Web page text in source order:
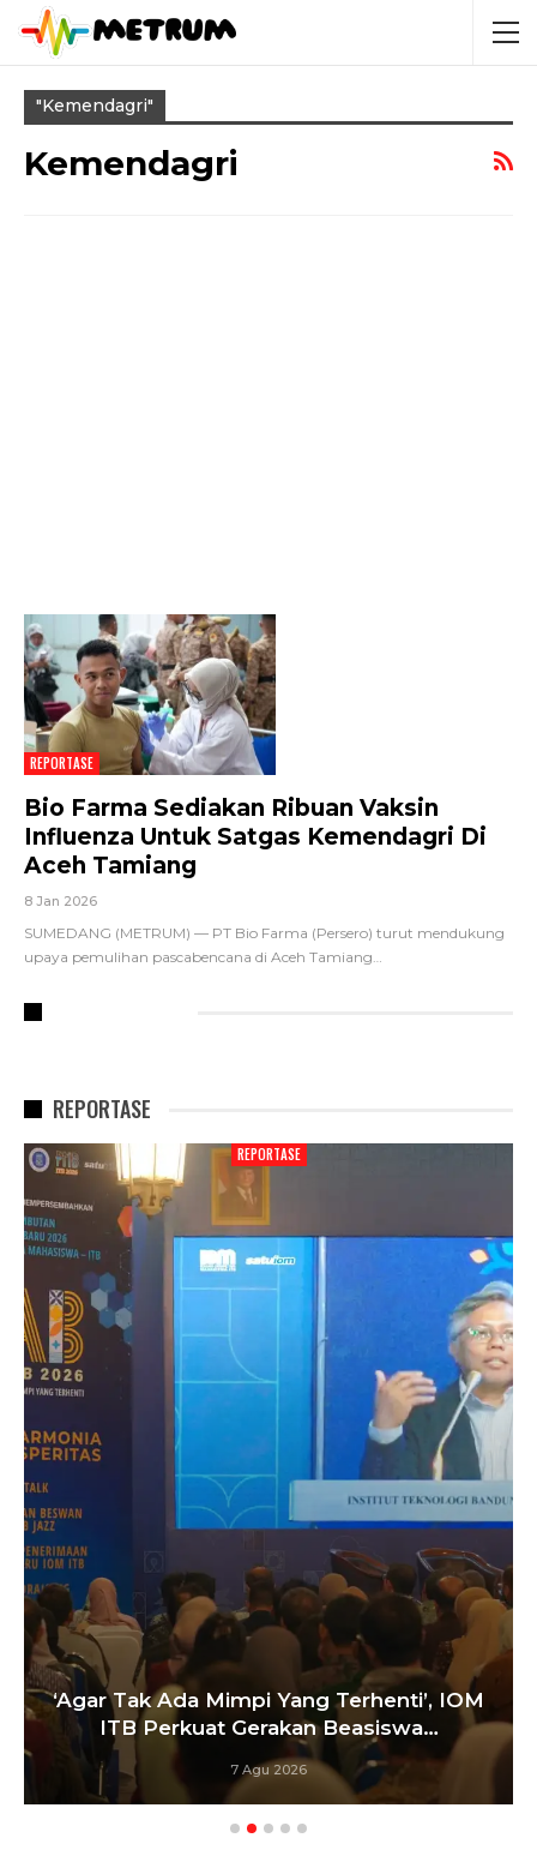
"kemendagri"
Kemendagri
REPORTASE
Bio Farma Sediakan Ribuan Vaksin
Influenza Untuk Satgas Kemendagri Di
Aceh Tamiang
8 Jan 2026
SUMEDANG (METRUM) — PT Bio Farma (Persero) turut mendukung
upaya pemulihan pascabencana di Aceh Tamiang…
REPORTASE
REPORTASE
‘Agar Tak Ada Mimpi Yang Terhenti’, IOM
ITB Perkuat Gerakan Beasiswa…
7 Agu 2026